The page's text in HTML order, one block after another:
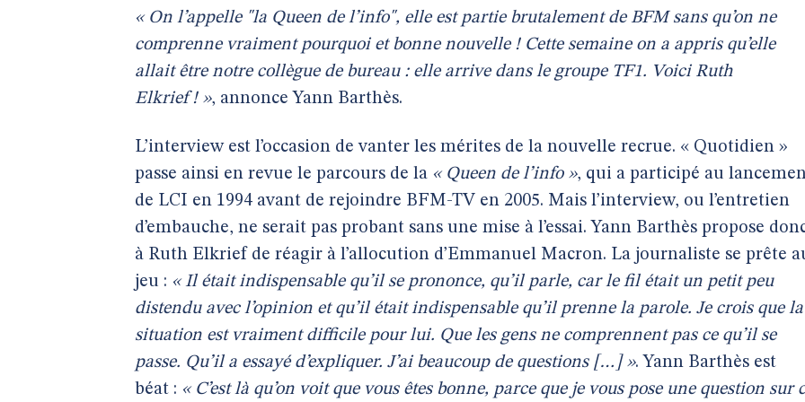
« On l’appelle "la Queen de l’info", elle est partie brutalement de BFM sans qu’on ne
comprenne vraiment pourquoi et bonne nouvelle ! Cette semaine on a appris qu’elle
allait être notre collègue de bureau : elle arrive dans le groupe TF1. Voici Ruth
Elkrief ! », annonce Yann Barthès.
L’interview est l’occasion de vanter les mérites de la nouvelle recrue. « Quotidien »
passe ainsi en revue le parcours de la « Queen de l’info », qui a participé au
de LCI en 1994 avant de rejoindre BFM-TV en 2005. Mais l’interview, ou l’entretien
d’embauche, ne serait pas probant sans une mise à l’essai. Yann Barthès propose
à Ruth Elkrief de réagir à l’allocution d’Emmanuel Macron. La journaliste se prête
jeu : « Il était indispensable qu’il se prononce, qu’il parle, car le fil était un petit peu
distendu avec l’opinion et qu’il était indispensable qu’il prenne la parole. Je crois que la
situation est vraiment difficile pour lui. Que les gens ne comprennent pas ce qu’il se
passe. Qu’il a essayé d’expliquer. J’ai beaucoup de questions […] ». Yann Barthès est
béat : « C’est là qu’on voit que vous êtes bonne, parce que je vous pose une question sur